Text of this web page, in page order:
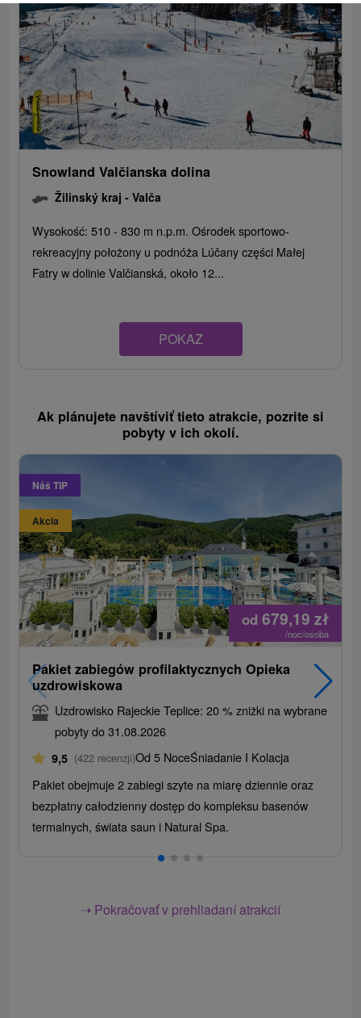
Snowland Valčianska dolina
Žilinský kraj -Valča
Wysokość: 510 - 830 m n.p.m. Ośrodek sportowo-
rekreacyjny położony u podnóża Lúčany części Małej
Fatry w dolinie Valčianská, około 12...
POKAZ
Ak plánujete navštíviť tieto atrakcie, pozrite si
pobyty v ich okolí.
Náš TIP
Akcia
od 679,19zł
/noc/osoba
Pakiet zabiegów profilaktycznych Opieka
uzdrowiskowa
Uzdrowisko Rajeckie Teplice: 20 % zniżki na wybrane
pobyty do 31.08.2026
9,5 (422 recenzji)Od 5 NoceŚniadanie I Kolacja
Pakiet obejmuje 2 zabiegi szyte na miarę dziennie oraz
bezpłatny całodzienny dostęp do kompleksu basenów
termalnych, świata saun i Natural Spa.
➝ Pokračovať v prehliadaní atrakcií